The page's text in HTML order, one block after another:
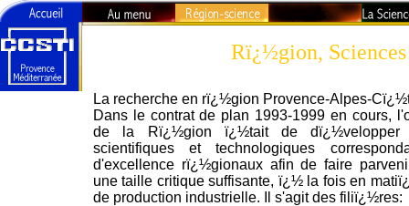
Rï¿½gion,
La recherche en rï¿½gion Provence-Alpes-
Dans le contrat de plan 1993-1999 en cours,
de la Rï¿½gion ï¿½tait de dï¿½velopper
scientifiques et technologiques
d'excellence rï¿½gionaux afin de faire
une taille critique suffisante, ï¿½ la fois en
de production industrielle. Il s'agit des filiï¿½res: